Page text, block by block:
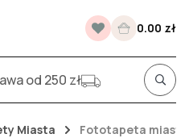
0.00 zł
od 250 zł
Miasta Fototapeta